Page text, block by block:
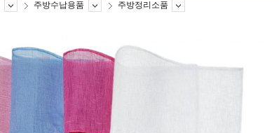
주방수납용품 주방정리소품